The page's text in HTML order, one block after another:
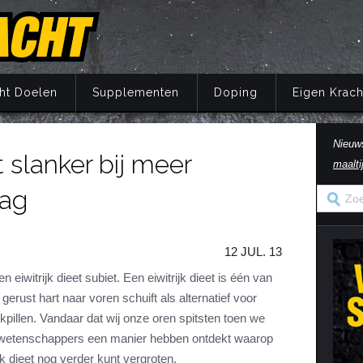
Trainingsprincipes
Krachttraining
Krachtoefeningen Benen
Krachtoefeningen Billen
Krachtoefeningen Rug
Belang van voeding
Vezels
Vitaminen
Doelen
Principes
Jaarprogramma
Jaarprogramma
Supplementen Doping Eigen
Eigen Kracht
bij meer
12 JUL. 13
eiwitrijk dieet subiet. Een eiwitrijk dieet is één van
hart naar voren schuift als alternatief voor
Vandaar dat wij onze oren spitsten toen we
een manier hebben ontdekt waarop
dieet nog verder kunt vergroten.